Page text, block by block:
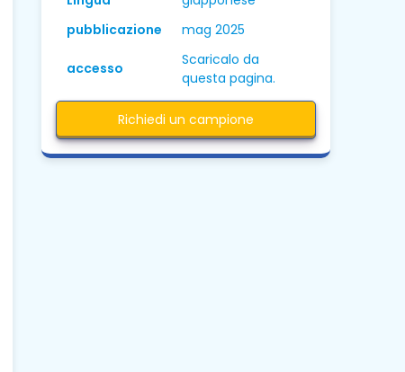
pubblicazione
mag 2025
accesso
Scaricalo da
questa pagina.
Richiedi un campione